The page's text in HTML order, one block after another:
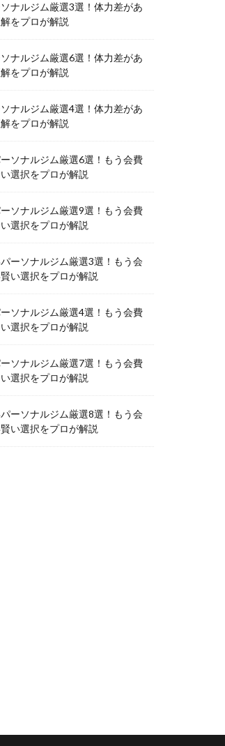
ナルジム厳選3選！体力差があ
をプロが解説
ナルジム厳選6選！体力差があ
をプロが解説
ナルジム厳選4選！体力差があ
をプロが解説
ソナルジム厳選6選！もう会費
選択をプロが解説
ソナルジム厳選9選！もう会費
選択をプロが解説
ーソナルジム厳選3選！もう会
い選択をプロが解説
ソナルジム厳選4選！もう会費
選択をプロが解説
ソナルジム厳選7選！もう会費
選択をプロが解説
ーソナルジム厳選8選！もう会
い選択をプロが解説